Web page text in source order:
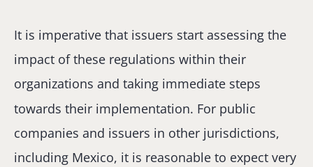
It is imperative that issuers start assessing the
impact of these regulations within their
organizations and taking immediate steps
towards their implementation. For public
companies and issuers in other jurisdictions,
including Mexico, it is reasonable to expect very